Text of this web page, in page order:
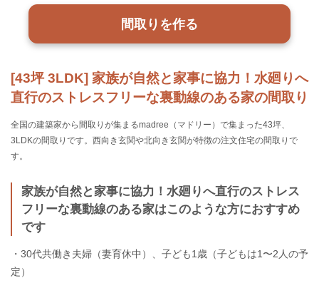
[43坪 3LDK] 家族が自然と家事に協力！水廻りへ
直行のストレスフリーな裏動線のある家の間取り
全国の建築家から間取りが集まるmadree（マドリー）で集まった43坪、
3LDKの間取りです。西向き玄関や北向き玄関が特徴の注文住宅の間取りで
す。
家族が自然と家事に協力！水廻りへ直行のストレス
フリーな裏動線のある家はこのような方におすすめ
です
・30代共働き夫婦（妻育休中）、子ども1歳（子どもは1〜2人の予
定）
間取りを作る